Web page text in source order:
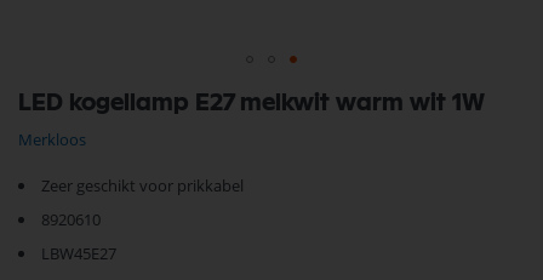
LED kogellamp E27 melkwit warm wit 1W
Merkloos
Zeer geschikt voor prikkabel
8920610
LBW45E27
naar
het
begin
de
afbeeldingen-